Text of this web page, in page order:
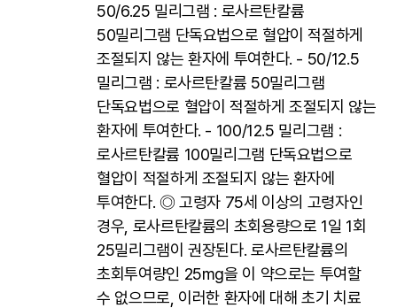
50/6.25 밀리그램 : 로사르탄칼륨
50밀리그램 단독요법으로 혈압이 적절하게
조절되지 않는 환자에 투여한다. - 50/12.5
밀리그램 : 로사르탄칼륨 50밀리그램
단독요법으로 혈압이 적절하게 조절되지 않는
환자에 투여한다. - 100/12.5 밀리그램 :
로사르탄칼륨 100밀리그램 단독요법으로
혈압이 적절하게 조절되지 않는 환자에
투여한다. ◎ 고령자 75세 이상의 고령자인
경우, 로사르탄칼륨의 초회용량으로 1일 1회
25밀리그램이 권장된다. 로사르탄칼륨의
초회투여량인 25mg을 이 약으로는 투여할
수 없으므로, 이러한 환자에 대해 초기 치료